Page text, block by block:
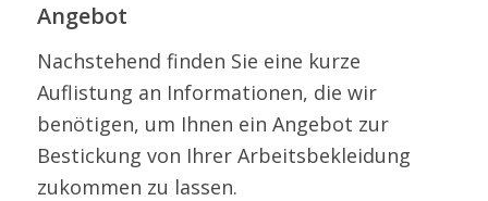
Angebot
Nachstehend finden Sie eine kurze
Auflistung an Informationen, die wir
benötigen, um Ihnen ein Angebot zur
Bestickung von Ihrer Arbeitsbekleidung
zukommen zu lassen.